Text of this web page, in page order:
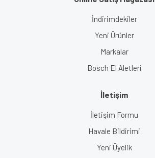
İndirimdekiler
Yeni Ürünler
Markalar
Bosch El Aletleri
İletişim
İletişim Formu
Havale Bildirimi
Yeni Üyelik